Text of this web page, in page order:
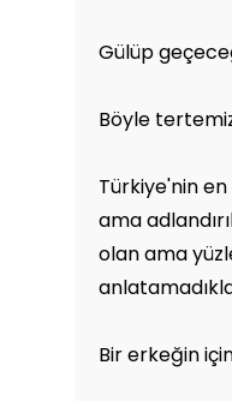
Gülüp
Böyle
Türkiye'nin
ama
olan ama
Bir erkeğin